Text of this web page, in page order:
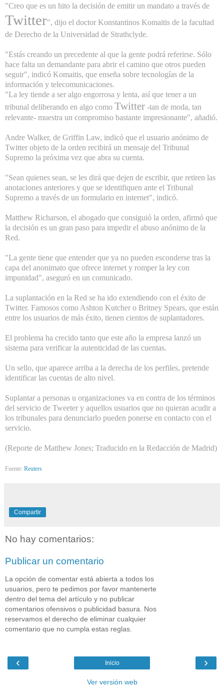
"Creo que es un hito la decisión de emitir un mandato a través de
Twitter", dijo el doctor Konstantinos Komaitis de la facultad
de Derecho de la Universidad de Strathclyde.
"Estás creando un precedente al que la gente podrá referirse. Sólo
hace falta un demandante para abrir el camino que otros pueden
seguir", indicó Komaitis, que enseña sobre tecnologías de la
información y telecomunicaciones.
"La ley tiende a ser algo engorrosa y lenta, así que tener a un
tribunal deliberando en algo como Twitter -tan de moda, tan
relevante- muestra un compromiso bastante impresionante", añadió.
Andre Walker, de Griffin Law, indicó que el usuario anónimo de
Twitter objeto de la orden recibirá un mensaje del Tribunal
Supremo la próxima vez que abra su cuenta.
"Sean quienes sean, se les dirá que dejen de escribir, que retiren las
anotaciones anteriores y que se identifiquen ante el Tribunal
Supremo a través de un formulario en internet", indicó.
Matthew Richarson, el abogado que consiguió la orden, afirmó que
la decisión es un gran paso para impedir el abuso anónimo de la
Red.
"La gente tiene que entender que ya no pueden esconderse tras la
capa del anonimato que ofrece internet y romper la ley con
impunidad", aseguró en un comunicado.
La suplantación en la Red se ha ido extendiendo con el éxito de
Twitter. Famosos como Ashton Kutcher o Britney Spears, que están
entre los usuarios de más éxito, tienen cientos de suplantadores.
El problema ha crecido tanto que este año la empresa lanzó un
sistema para verificar la autenticidad de las cuentas.
Un sello, que aparece arriba a la derecha de los perfiles, pretende
identificar las cuentas de alto nivel.
Suplantar a personas u organizaciones va en contra de los términos
del servicio de Tweeter y aquellos usuarios que no quieran acudir a
los tribunales para denunciarlo pueden ponerse en contacto con el
servicio.
(Reporte de Matthew Jones; Traducido en la Redacción de Madrid)
Fuente: Reuters
Compartir
No hay comentarios:
Publicar un comentario
La opción de comentar está abierta a todos los
usuarios, pero te pedimos por favor mantenerte
dentro del tema del artículo y no publicar
comentarios ofensivos o publicidad basura. Nos
reservamos el derecho de eliminar cualquier
comentario que no cumpla estas reglas.
‹ ›
Inicio
Ver versión web